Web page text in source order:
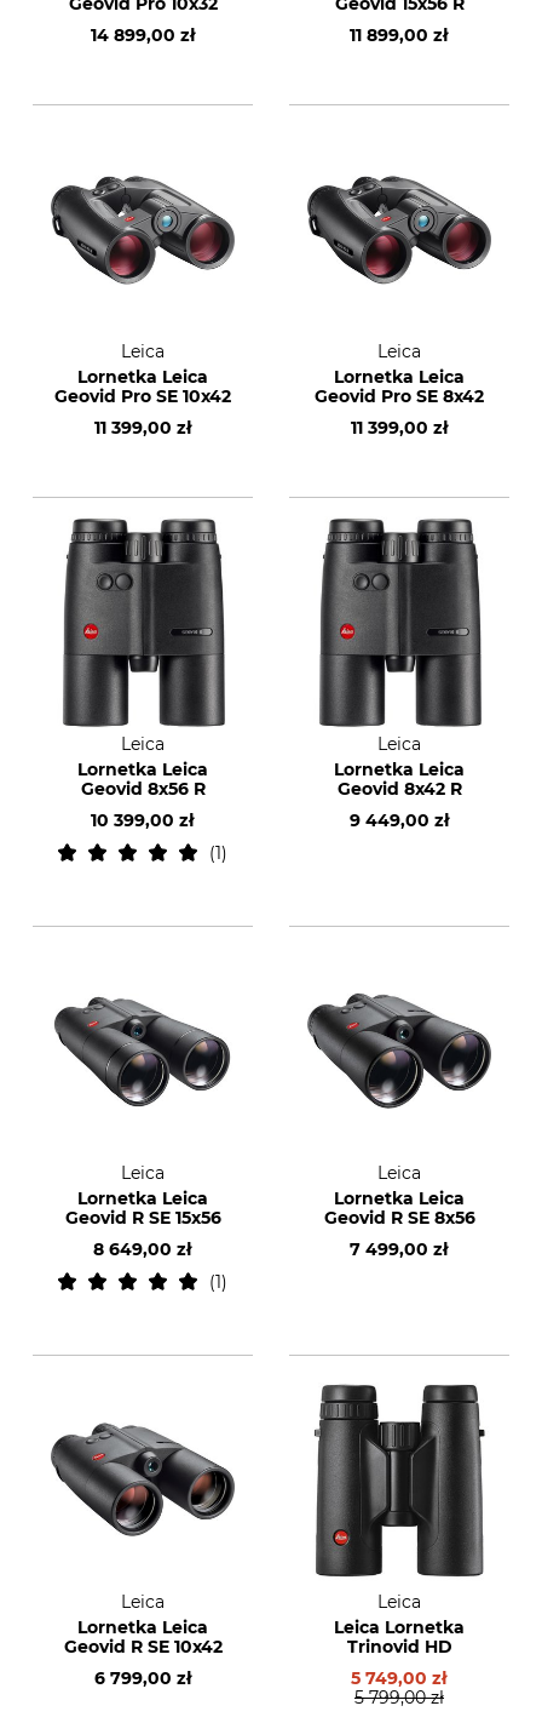
14 899,00 zł
11 899,00 zł
Leica
Lornetka Leica
Geovid Pro SE 10x42
11 399,00 zł
Leica
Lornetka Leica
Geovid Pro SE 8x42
11 399,00 zł
Leica
Lornetka Leica
Geovid 8x56 R
10 399,00 zł
1
Leica
Lornetka Leica
Geovid 8x42 R
9 449,00 zł
Leica
Lornetka Leica
Geovid R SE 15x56
8 649,00 zł
1
Leica
Lornetka Leica
Geovid R SE 8x56
7 499,00 zł
Leica
Lornetka Leica
Geovid R SE 10x42
6 799,00 zł
Leica
Leica Lornetka
Trinovid HD
5 749,00 zł
5 799,00 zł